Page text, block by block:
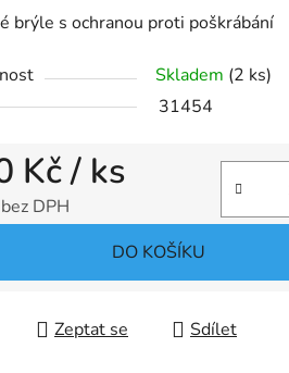
brýle s ochranou proti poškrábání
Skladem (2 ks)
31454
Kč/ ks
DPH
DO KOŠÍKU
Zeptat se Sdílet